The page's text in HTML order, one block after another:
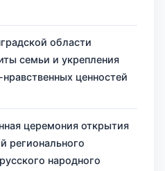
области
семьи и укрепления
ценностей
церемония открытия
регионального
народного